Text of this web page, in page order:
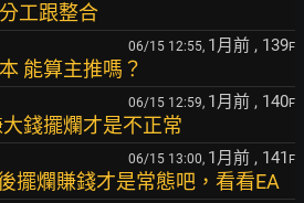
工跟整合
06/15 12:55, 1月前 , 139F
能算主推嗎？
06/15 12:59, 1月前 , 140F
錢擺爛才是不正常
06/15 13:00, 1月前 , 141 F
擺爛賺錢才是常態吧，看看EA